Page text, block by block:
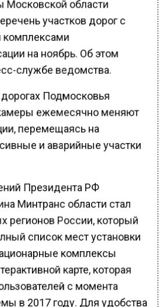
участков дорог с
на ноябрь. Об этом
службе ведомства.
Подмосковья
ежемесячно меняют
перемещаясь на
и аварийные участки
Президента РФ
Минтранс области стал
регионов России, который
список мест установки
комплексы
карте, которая
с момента
в 2017 году. Для удобства